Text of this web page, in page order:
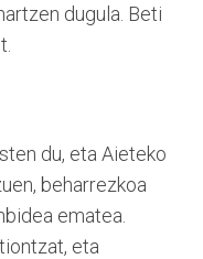
dugula. Beti
du, eta Aieteko
beharrezkoa
ematea.
eta